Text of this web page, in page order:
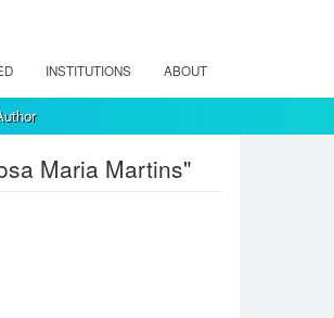
INSTITUTIONS ABOUT
Maria Martins"